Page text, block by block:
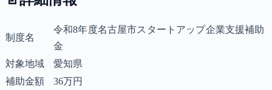
制度名
令和8年度名古屋市スタートアップ企業支援補助
金
対象地域
愛知県
補助金額
36万円